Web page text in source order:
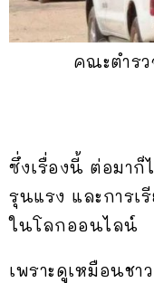
คณะตำร
ซึ่งเรื่องนี้ ต่อมาก็
รุนแรง และการเ
ในโลกออนไลน์
เพราะดูเหมือนช